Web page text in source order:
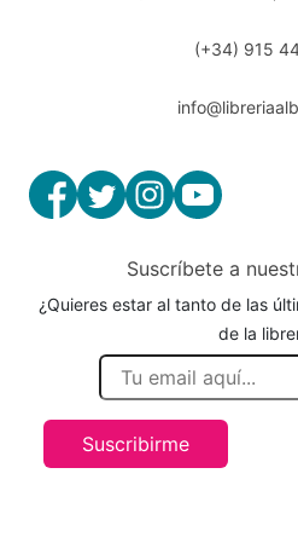
(+34) 915
Suscríbete a
¿Quieres estar al tanto de las
de la
Suscribirme